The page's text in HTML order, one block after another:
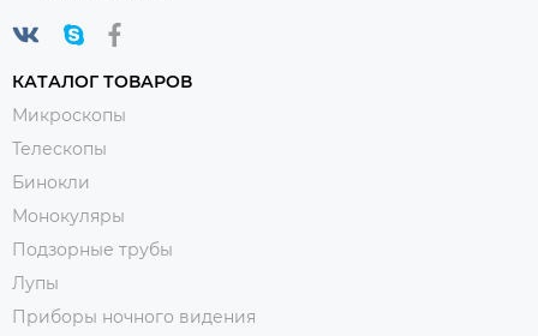
КАТАЛОГ ТОВАРОВ
Микроскопы
Телескопы
Бинокли
Монокуляры
Подзорные трубы
Лупы
Приборы ночного видения